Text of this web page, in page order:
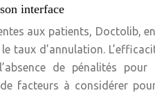
interface
aux patients, Doctolib,
taux d’annulation.
de pénalités
facteurs à considérer